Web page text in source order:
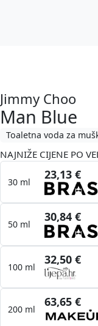
Jimmy Choo
Man Blue
Toaletna voda za
NAJNIŽE CIJENE PO
30 ml
23,13 €
50 ml
30,84 €
100 ml
32,50 €
200 ml
63,65 €